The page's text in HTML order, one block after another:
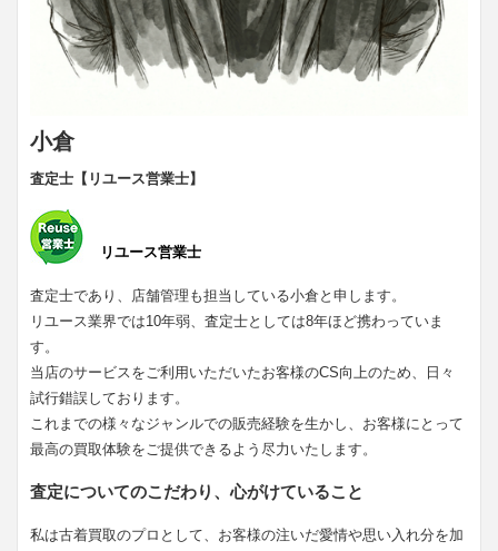
小倉
査定士【リユース営業士】
リユース営業士
査定士であり、店舗管理も担当している小倉と申します。
リユース業界では10年弱、査定士としては8年ほど携わっていま
す。
当店のサービスをご利用いただいたお客様のCS向上のため、日々
試行錯誤しております。
これまでの様々なジャンルでの販売経験を生かし、お客様にとって
最高の買取体験をご提供できるよう尽力いたします。
査定についてのこだわり、心がけていること
私は古着買取のプロとして、お客様の注いだ愛情や思い入れ分を加